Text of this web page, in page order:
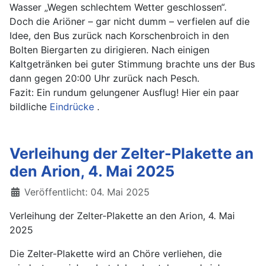
Wasser „Wegen schlechtem Wetter geschlossen“.
Doch die Ariöner – gar nicht dumm – verfielen auf die
Idee, den Bus zurück nach Korschenbroich in den
Bolten Biergarten zu dirigieren. Nach einigen
Kaltgetränken bei guter Stimmung brachte uns der Bus
dann gegen 20:00 Uhr zurück nach Pesch.
Fazit: Ein rundum gelungener Ausflug! Hier ein paar
bildliche Eindrücke .
Verleihung der Zelter-Plakette an
den Arion, 4. Mai 2025
Details
Veröffentlicht: 04. Mai 2025
Verleihung der Zelter-Plakette an den Arion, 4. Mai
2025
Die Zelter-Plakette wird an Chöre verliehen, die